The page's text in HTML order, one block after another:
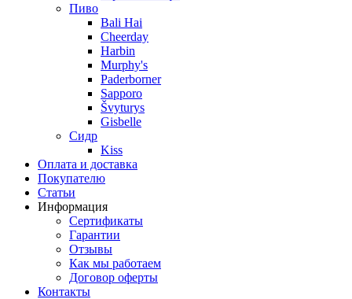
Пиво
Bali Hai
Cheerday
Harbin
Murphy's
Paderborner
Sapporo
Švyturys
Gisbelle
Сидр
Kiss
Оплата и доставка
Покупателю
Статьи
Информация
Сертификаты
Гарантии
Отзывы
Как мы работаем
Договор оферты
Контакты